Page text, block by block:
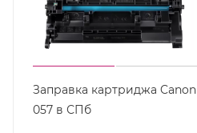
Заправка картриджа Canon
057 в СПб